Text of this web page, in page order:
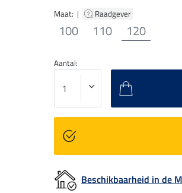
Maat: | Raadgever
100 110 120
Aantal:
Beschikbaarheid in de